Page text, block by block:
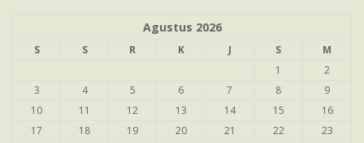
Agustus 2026
S S R K J S
M
1
2
3
4 5 6 7 8
9
10
11 12 13 14 15
16
17
18 19 20 21 22
23